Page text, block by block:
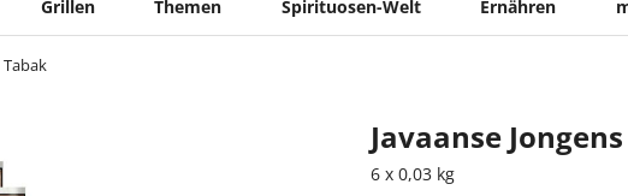
Grillen Themen Spirituosen-Welt Ernähren
Tabak
Javaanse
6 x 0,03 kg